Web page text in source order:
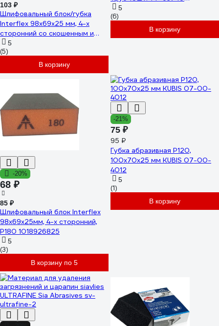
103 ₽
Шлифовальный блок/губка
Interflex 98х69х25 мм, 4-х
сторонний со скошенным и
радиусным углом Р60
4060926825
5
(5)
В корзину
364863740 092 1
5
(6)
В корзину
-20%
68 ₽
85 ₽
Шлифовальный блок Interflex
98х69х25мм, 4-х сторонний,
Р180 1018926825
5
(3)
В корзину по 5
-21%
75 ₽
95 ₽
Губка абразивная Р120,
100х70х25 мм KUBIS 07-00-
4012
5
(1)
В корзину